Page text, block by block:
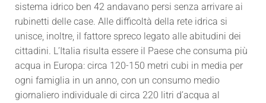
sistema idrico ben 42 andavano persi senza arrivare ai
rubinetti delle case. Alle difficoltà della rete idrica si
unisce, inoltre, il fattore spreco legato alle abitudini dei
cittadini. L’Italia risulta essere il Paese che consuma più
acqua in Europa: circa 120-150 metri cubi in media per
ogni famiglia in un anno, con un consumo medio
giornaliero individuale di circa 220 litri d’acqua al